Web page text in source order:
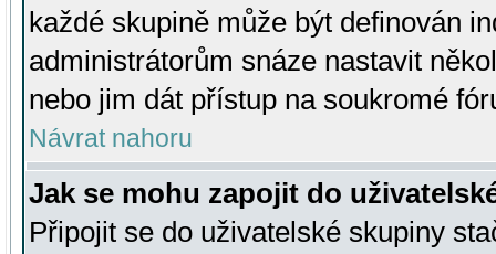
každé skupině může být definován
administrátorům snáze nastavit
nebo jim dát přístup na soukromé
Návrat nahoru
Jak se mohu zapojit do
Připojit se do uživatelské skupiny